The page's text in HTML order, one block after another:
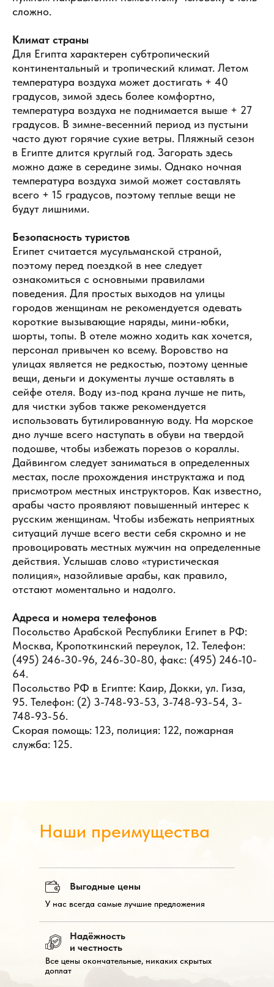
сложно.
Климат страны
Для Египта характерен субтропический
континентальный и тропический климат. Летом
температура воздуха может достигать + 40
градусов, зимой здесь более комфортно,
температура воздуха не поднимается выше + 27
градусов. В зимне-весенний период из пустыни
часто дуют горячие сухие ветры. Пляжный сезон
в Египте длится круглый год. Загорать здесь
можно даже в середине зимы. Однако ночная
температура воздуха зимой может составлять
всего + 15 градусов, поэтому теплые вещи не
будут лишними.
Безопасность туристов
Египет считается мусульманской страной,
поэтому перед поездкой в нее следует
ознакомиться с основными правилами
поведения. Для простых выходов на улицы
городов женщинам не рекомендуется одевать
короткие вызывающие наряды, мини-юбки,
шорты, топы. В отеле можно ходить как хочется,
персонал привычен ко всему. Воровство на
улицах является не редкостью, поэтому ценные
вещи, деньги и документы лучше оставлять в
сейфе отеля. Воду из-под крана лучше не пить,
для чистки зубов также рекомендуется
использовать бутилированную воду. На морское
дно лучше всего наступать в обуви на твердой
подошве, чтобы избежать порезов о кораллы.
Дайвингом следует заниматься в определенных
местах, после прохождения инструктажа и под
присмотром местных инструкторов. Как известно,
арабы часто проявляют повышенный интерес к
русским женщинам. Чтобы избежать неприятных
ситуаций лучше всего вести себя скромно и не
провоцировать местных мужчин на определенные
действия. Услышав слово «туристическая
полиция», назойливые арабы, как правило,
отстают моментально и надолго.
Адреса и номера телефонов
Посольство Арабской Республики Египет в РФ:
Москва, Кропоткинский переулок, 12. Телефон:
(495) 246-30-96, 246-30-80, факс: (495) 246-10-
64.
Посольство РФ в Египте: Каир, Докки, ул. Гиза,
95. Телефон: (2) 3-748-93-53, 3-748-93-54, 3-
748-93-56.
Скорая помощь: 123, полиция: 122, пожарная
служба: 125.
Наши преимущества
Выгодные цены
Надёжность
и честность
У нас всегда самые лучшие предложения
Все цены окончательные, никаких скрытых
доплат